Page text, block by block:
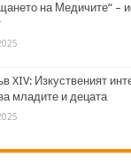
на Медичите“ –
XIV: Изкуственият
младите и децата